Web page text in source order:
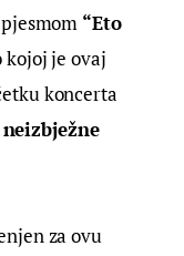
“Eto
je ovaj
koncerta
za ovu